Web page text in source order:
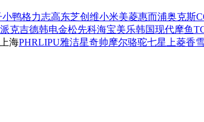
小鸭格力志高东芝创维小米美菱惠而浦奥克斯
派克吉德韩电金松先科海宝美乐韩国现代摩鱼
上海PHRLIPU雅洁星奇帅摩尔骆驼七星 上菱香